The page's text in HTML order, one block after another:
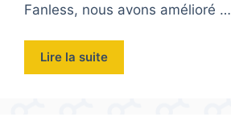
Fanless, nous avons amélioré …
Lire la suite